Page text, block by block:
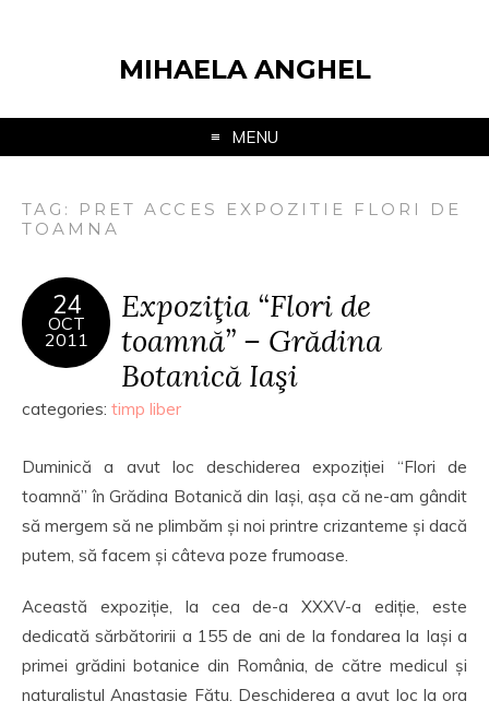
MIHAELA ANGHEL
MENU
TAG: PRET ACCES EXPOZITIE FLORI DE
TOAMNA
24
OCT
2011
Expoziţia “Flori de
toamnă” – Grădina
Botanică Iaşi
categories: timp liber
Duminică a avut loc deschiderea expoziției “Flori de
toamnă” în Grădina Botanică din Iași, așa că ne-am gândit
să mergem să ne plimbăm și noi printre crizanteme și dacă
putem, să facem și câteva poze frumoase.
Această expoziție, la cea de-a XXXV-a ediție, este
dedicată sărbătoririi a 155 de ani de la fondarea la Iași a
primei grădini botanice din România, de către medicul și
naturalistul Anastasie Fătu. Deschiderea a avut loc la ora